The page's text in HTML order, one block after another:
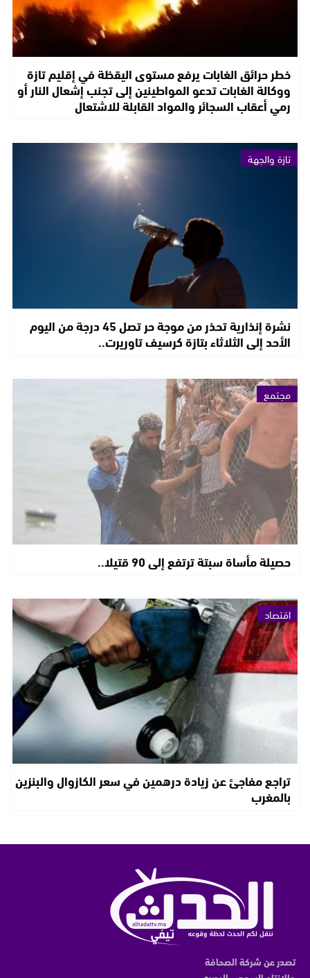
خطر حرائق الغابات يرفع مستوى اليقظة في إقليم تازة
ووكالة الغابات تدعو المواطينين إلى تجنب إشعال النار أو
رمي أعقاب السجائر والمواد القابلة للاشتعال
تازة والجهة
نشرة إنذارية تحذر من موجة حر تصل 45 درجة من اليوم
الأحد إلى الثلاثاء بتازة كرسيف تاوريرت..
مجتمع
حصيلة مأساة سبتة ترتفع إلى 90 قتيلا..
اقتصاد
تراجع مفاجئ عن زيادة درهمين في سعر الكازوال والبنزين
بالمغرب
تصدر عن شركة الصحافة